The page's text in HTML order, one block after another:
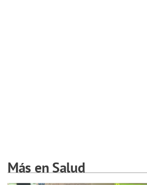
Más en Salud